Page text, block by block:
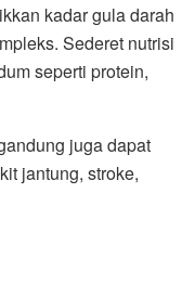
kadar gula darah
Sederet nutrisi
seperti protein,
juga dapat
jantung, stroke,